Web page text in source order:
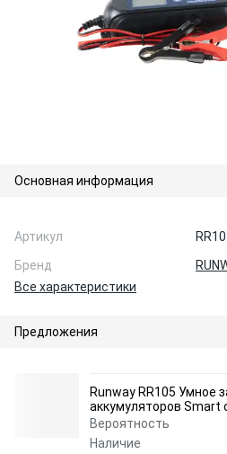
Основная информация
Артикул
Бренд
Все характеристики
Предложения
Runway RR105 Умное
аккумуляторов Smart
Вероятность
Наличие